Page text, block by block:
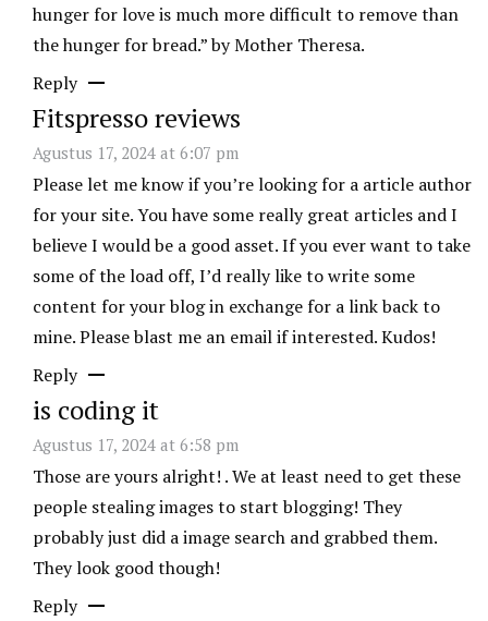
hunger for love is much more difficult to remove than
the hunger for bread.” by Mother Theresa.
Reply
Fitspresso reviews
Agustus 17, 2024 at 6:07 pm
Please let me know if you’re looking for a article author
for your site. You have some really great articles and I
believe I would be a good asset. If you ever want to take
some of the load off, I’d really like to write some
content for your blog in exchange for a link back to
mine. Please blast me an email if interested. Kudos!
Reply
is coding it
Agustus 17, 2024 at 6:58 pm
Those are yours alright! . We at least need to get these
people stealing images to start blogging! They
probably just did a image search and grabbed them.
They look good though!
Reply